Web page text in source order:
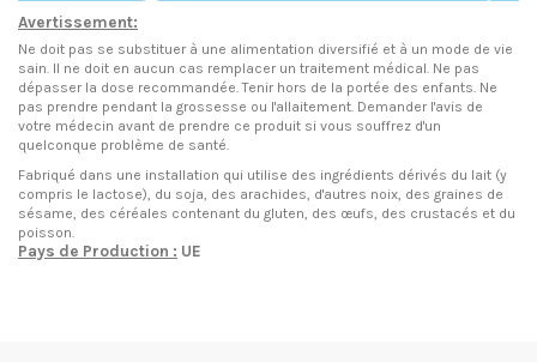
Avertissement:
Ne doit pas se substituer à une alimentation diversifié et à un mode de vie
sain. Il ne doit en aucun cas remplacer un traitement médical. Ne pas
dépasser la dose recommandée. Tenir hors de la portée des enfants. Ne
pas prendre pendant la grossesse ou l'allaitement. Demander l'avis de
votre médecin avant de prendre ce produit si vous souffrez d'un
quelconque problème de santé.
Fabriqué dans une installation qui utilise des ingrédients dérivés du lait (y
compris le lactose), du soja, des arachides, d'autres noix, des graines de
sésame, des céréales contenant du gluten, des œufs, des crustacés et du
poisson.
Pays de Production : UE